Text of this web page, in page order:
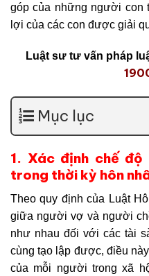
góp của những người con
lợi của các con được giải
Luật sư tư vấn pháp
Mục lục
1. Xác định chế
trong thời kỳ hôn
Theo quy định của Luật
giữa người vợ và người
như nhau đối với các tài
cùng tạo lập được, điều
của mỗi người trong xã